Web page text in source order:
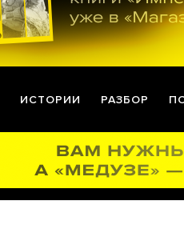
ИСТОРИИ РАЗБОР